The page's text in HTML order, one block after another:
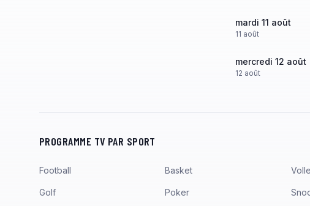
mardi 11 août
11 août
mercredi 12 août
12 août
PROGRAMME TV PAR SPORT
Football Basket
Golf Poker